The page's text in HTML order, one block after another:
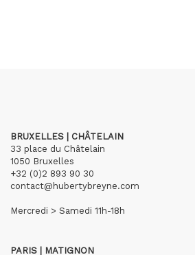
BRUXELLES | CHÂTELAIN
33 place du Châtelain
1050 Bruxelles
+32 (0)2 893 90 30
contact@hubertybreyne.com
Mercredi > Samedi 11h-18h
PARIS | MATIGNON